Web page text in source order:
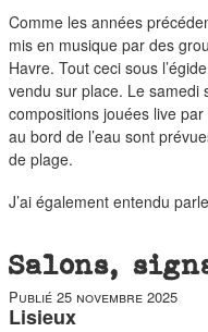
Comme les années
mis en musique par des
Havre. Tout ceci sous
vendu sur place. Le samedi
compositions jouées live
au bord de l’eau sont
de plage.
J’ai également entendu
Salons,
Publié 25 novembre 2025
Lisieux